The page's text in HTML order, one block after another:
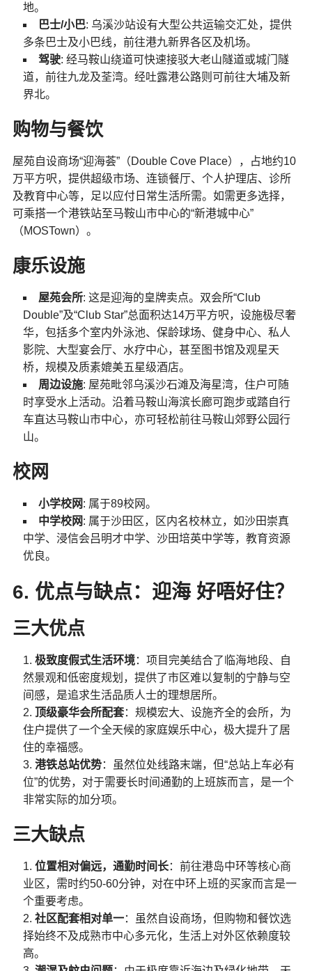
地。
巴士/小巴: 乌溪沙站设有大型公共运输交汇处，提供
多条巴士及小巴线，前往港九新界各区及机场。
驾驶: 经马鞍山绕道可快速接驳大老山隧道或城门隧
道，前往九龙及荃湾。经吐露港公路则可前往大埔及新
界北。
购物与餐饮
屋苑自设商场“迎海荟”（Double Cove Place），占地约10
万平方呎，提供超级市场、连锁餐厅、个人护理店、诊所
及教育中心等，足以应付日常生活所需。如需更多选择，
可乘搭一个港铁站至马鞍山市中心的“新港城中心”
（MOSTown）。
康乐设施
屋苑会所: 这是迎海的皇牌卖点。双会所“Club
Double”及“Club Star”总面积达14万平方呎，设施极尽奢
华，包括多个室内外泳池、保龄球场、健身中心、私人
影院、大型宴会厅、水疗中心，甚至图书馆及观星天
桥，规模及质素媲美五星级酒店。
周边设施: 屋苑毗邻乌溪沙石滩及海星湾，住户可随
时享受水上活动。沿着马鞍山海滨长廊可跑步或踏自行
车直达马鞍山市中心，亦可轻松前往马鞍山郊野公园行
山。
校网
小学校网: 属于89校网。
中学校网: 属于沙田区，区内名校林立，如沙田崇真
中学、浸信会吕明才中学、沙田培英中学等，教育资源
优良。
6. 优点与缺点：迎海 好唔好住？
三大优点
极致度假式生活环境：项目完美结合了临海地段、自
然景观和低密度规划，提供了市区难以复制的宁静与空
间感，是追求生活品质人士的理想居所。
顶级豪华会所配套：规模宏大、设施齐全的会所，为
住户提供了一个全天候的家庭娱乐中心，极大提升了居
住的幸福感。
港铁总站优势：虽然位处线路末端，但“总站上车必有
位”的优势，对于需要长时间通勤的上班族而言，是一个
非常实际的加分项。
三大缺点
位置相对偏远，通勤时间长：前往港岛中环等核心商
业区，需时约50-60分钟，对在中环上班的买家而言是一
个重要考虑。
社区配套相对单一：虽然自设商场，但购物和餐饮选
择始终不及成熟市中心多元化，生活上对外区依赖度较
高。